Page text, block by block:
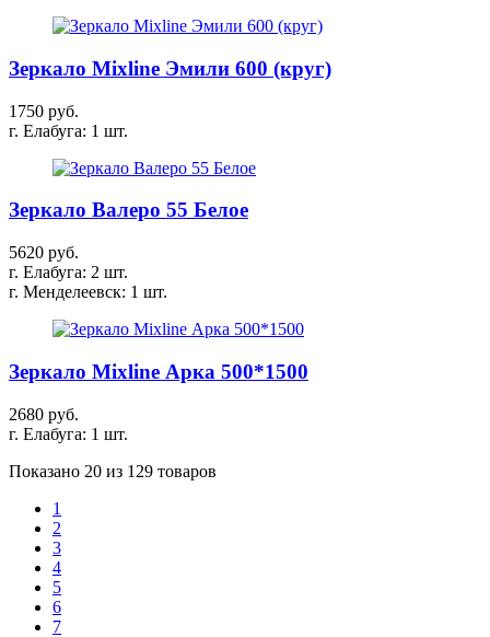
Зеркало Mixline Эмили 600 (круг)
1750 руб.
г. Елабуга: 1 шт.
Зеркало Валеро 55 Белое
5620 руб.
г. Елабуга: 2 шт.
г. Менделеевск: 1 шт.
Зеркало Mixline Арка 500*1500
2680 руб.
г. Елабуга: 1 шт.
Показано 20 из 129 товаров
1
2
3
4
5
6
7